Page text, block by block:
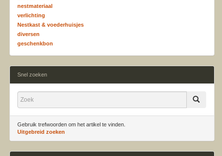
nestmateriaal
verlichting
Nestkast & voederhuisjes
diversen
geschenkbon
Snel zoeken
Gebruik trefwoorden om het artikel te vinden.
Uitgebreid zoeken